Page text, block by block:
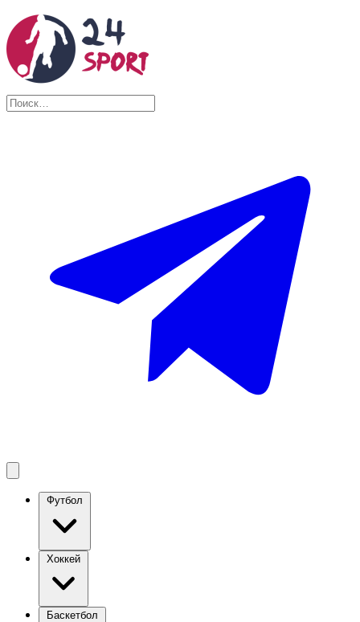
Футбол
Хоккей
Баскетбол